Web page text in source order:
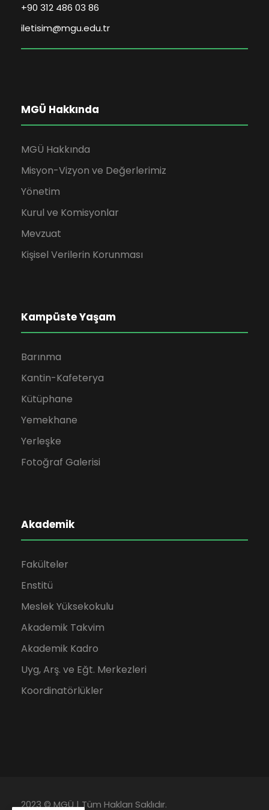
+90 312 486 03 86
iletisim@mgu.edu.tr
MGÜ Hakkında
MGÜ Hakkında
Misyon-Vizyon ve Değerlerimiz
Yönetim
Kurul ve Komisyonlar
Mevzuat
Kişisel Verilerin Korunması
Kampüste Yaşam
Barınma
Kantin-Kafeterya
Kütüphane
Yemekhane
Yerleşke
Fotoğraf Galerisi
Akademik
Fakülteler
Enstitü
Meslek Yüksekokulu
Akademik Takvim
Akademik Kadro
Uyg, Arş. ve Eğt. Merkezleri
Koordinatörlükler
2023 © MGÜ | Tüm Hakları Saklıdır.